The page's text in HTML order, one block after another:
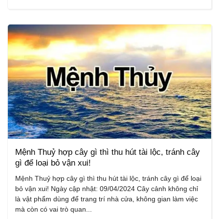
Mệnh Thuỷ hợp cây gì thì thu hút tài lộc, tránh cây
gì để loại bỏ vận xui!
Mệnh Thuỷ hợp cây gì thì thu hút tài lộc, tránh cây gì để loại
bỏ vận xui! Ngày cập nhật: 09/04/2024 Cây cảnh không chỉ
là vật phẩm dùng để trang trí nhà cửa, không gian làm việc
mà còn có vai trò quan...